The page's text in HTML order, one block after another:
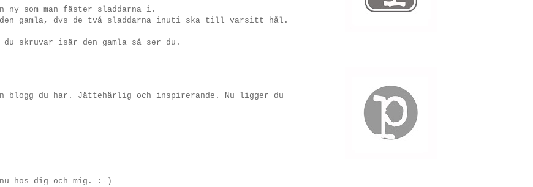
ny som man fäster sladdarna i.
gamla, dvs de två sladdarna inuti ska till varsitt hål.
skruvar isär den gamla så ser du.
blogg du har. Jättehärlig och inspirerande. Nu ligger du
hos dig och mig. :-)